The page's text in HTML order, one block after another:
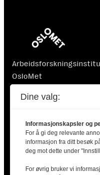
OsloMet
0130 Oslo
Dine valg:
Informasjonskapsler og
For å gi deg relevante
informasjon fra ditt besøk
deg mot dette under
For øvrig bruker vi